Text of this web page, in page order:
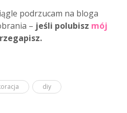
podrzucam na bloga
– jeśli polubisz mój
diy